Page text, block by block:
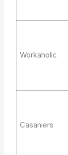
Workaholic
Casaniers